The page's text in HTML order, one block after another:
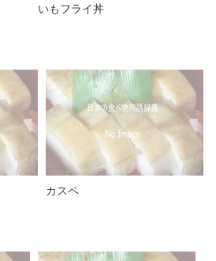
いもフライ丼
カスペ